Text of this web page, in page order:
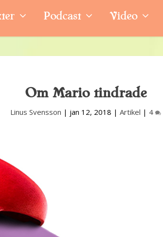
Podcast Video
Om Mario tindrade
Linus Svensson | jan 12, 2018 | Artikel | 4